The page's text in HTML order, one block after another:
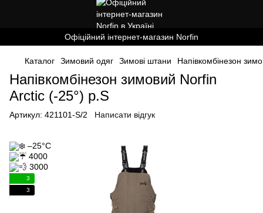
Офіційний інтернет-магазин Norfin
Каталог Зимовий одяг Зимові штани Напівкомбінезон
Напівкомбінезон зимовий Norfin
Arctic (-25°) р.S
Артикул: 421101-S/2 Написати відгук
3
3